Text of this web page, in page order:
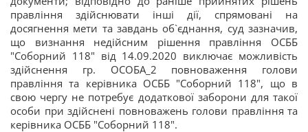
правління здійснювати інші дії, спрямовані на
досягнення мети та завдань об`єднання, суд зазначив,
що визнання недійсним рішення правління ОСББ
"Соборний 118" від 14.09.2020 виключає можливість
здійснення гр. ОСОБА_2 повноваження голови
правління та керівника ОСББ "Соборний 118", що в
свою чергу не потребує додаткової заборони для такої
особи при здійснені повноважень голови правління та
керівника ОСББ "Соборний 118".